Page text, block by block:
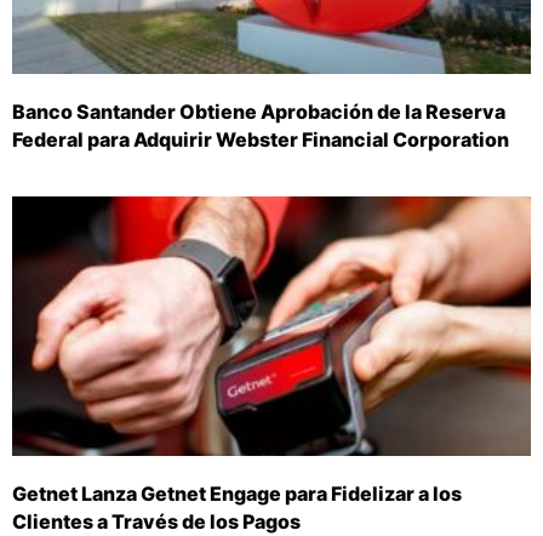
Banco Santander Obtiene Aprobación de la Reserva
Federal para Adquirir Webster Financial Corporation
Getnet Lanza Getnet Engage para Fidelizar a los
Clientes a Través de los Pagos